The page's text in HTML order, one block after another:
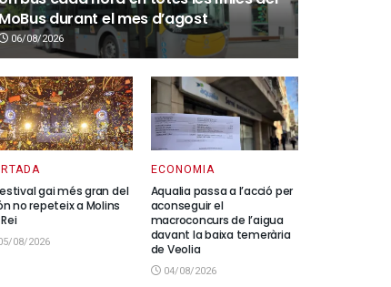
durant el mes d’agost
06/08/2026
gai més gran del
no repeteix a Molins
08/2026
ECONOMIA
Aqualia passa a l’acció per
aconseguir el
macroconcurs de l’aigua
davant la baixa temerària
de Veolia
04/08/2026